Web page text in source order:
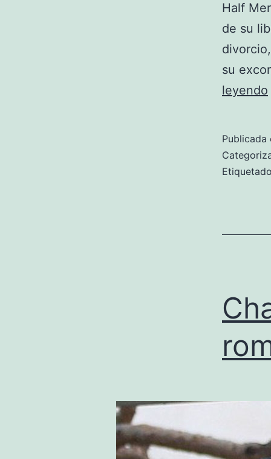
Half
de su
su
leyendo
Publicada